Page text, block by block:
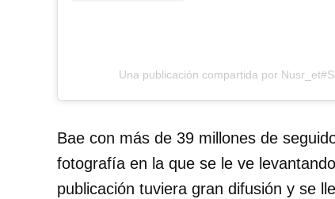
Una publicación compartida por
Bae con más de 39 millones de
fotografía en la que se le ve
publicación tuviera gran difusión y se